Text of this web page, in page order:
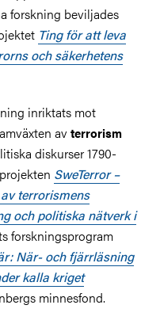
forskning beviljades
Ting för att leva
och säkerhetens
inriktats mot
avterrorism
diskurser 1790-
SweTerror –
terrorismens
och politiska nätverk i
forskningsprogram
När- och fjärrläsning
kalla kriget
minnesfond.